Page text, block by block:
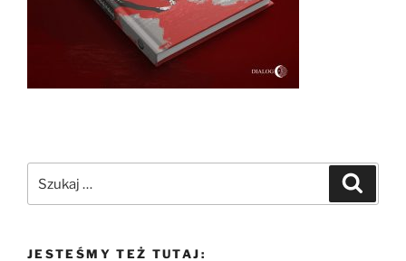
JESTEŚMY TEŻ TUTAJ: